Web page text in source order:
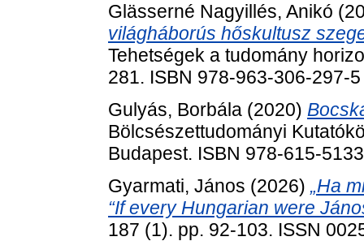
Glässerné Nagyillés, Anikó
világháborús hőskultusz
Tehetségek a tudomány
281. ISBN 978-963-306-297-5
Gulyás, Borbála (2020)
Bölcsészettudományi
Budapest. ISBN 978-615-
Gyarmati, János (2026) „Ha
“If every Hungarian were
187 (1). pp. 92-103. ISSN